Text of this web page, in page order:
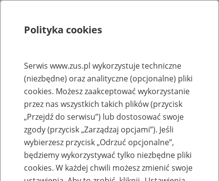
Rejestry, ewidencje i archiwa
Baza zlikwidowanych lub
przekształconych zakładów pracy
Nazwa zakładu pracy:
Polityka cookies
Serwis www.zus.pl wykorzystuje techniczne
(niezbędne) oraz analityczne (opcjonalne) pliki
cookies. Możesz zaakceptować wykorzystanie
przez nas wszystkich takich plików (przycisk
„Przejdź do serwisu”) lub dostosować swoje
zgody (przycisk „Zarządzaj opcjami”). Jeśli
wybierzesz przycisk „Odrzuć opcjonalne”,
będziemy wykorzystywać tylko niezbędne pliki
cookies. W każdej chwili możesz zmienić swoje